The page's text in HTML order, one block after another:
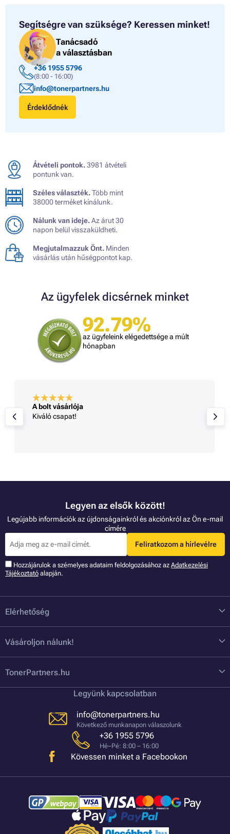
Segítségre van szüksége? Keressen minket!
Tanácsadó
a választásban
+36 1955 5796
(8:00 - 16:00)
info@tonerpartners.hu
Érdeklődnék
Átvételi pontok.3981 átvételi
pontunk van.
Széles választék.Több mint
38000 terméket kínálunk.
Nálunk van ideje.Az árut 30
napon belül visszaküldheti.
Megjutalmazzuk Önt. Minden
vásárlás után hűségpontot kap.
Az ügyfelek dicsérnek minket
92.79%
az ügyfeleink elégedettsége a múlt
hónapban
A bolt vásárlója
Kiváló csapat!
Legyen az elsők között!
Legújabb információk az újdonságainkról és akciónkról az Ön e-mail
címére
Feliratkozom a hírlevélre
Hozzájárulok a szémelyes adataim feldolgozásához az Adatkezelési
Tájékoztató alapján.
Elérhetőség
Vásároljon nálunk!
TonerPartners.hu
Legyünk kapcsolatban
info@tonerpartners.hu
Következő munkanapon válaszolunk
+36 1955 5796
Hé–Pé: 8:00 – 16:00
Kövessen minket a Facebookon